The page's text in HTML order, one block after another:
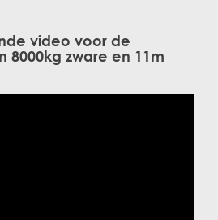
video voor de
8000kg zware en 11m